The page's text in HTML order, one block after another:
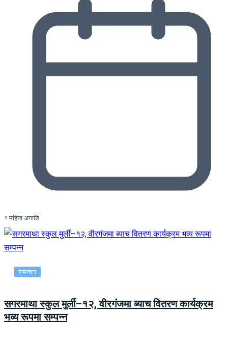
१ महिना अगाडि
समाचार
सगरमाथा स्कुल मुर्ली–१२, वीरगंजमा ब्याच वितरण कार्यक्रम
भव्य रूपमा सम्पन्न